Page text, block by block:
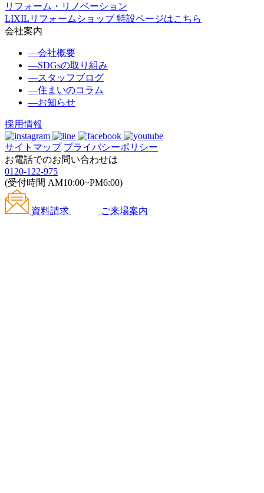
リフォーム・リノベーション
LIXILリフォームショップ 特設ページはこちら
会社案内
―会社概要
―SDGsの取り組み
―スタッフブログ
―住まいのコラム
―お知らせ
採用情報
サイトマップ プライバシーポリシー
お電話でのお問い合わせは
0120-122-975
(受付時間 AM10:00~PM6:00)
資料請求 ご来場案内